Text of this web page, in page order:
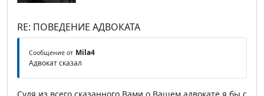
RE: ПОВЕДЕНИЕ АДВОКАТА
Сообщение от Mila4
Адвокат сказал